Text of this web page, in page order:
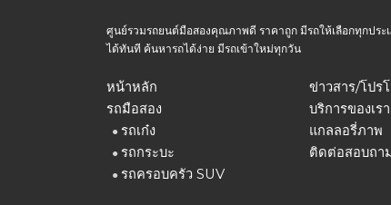
ศูนย์รวมรถยนต์มือสองคุณภาพดี ราคาถูก มีรถให้เลือกทุกปร
ได้ทันที ค้นหารถได้ง่าย มีรถเข้าใหม่ทุกวัน
หน้าหลัก
ข่าวสาร/โปร
รถมือสอง
● รถเก๋ง
● รถกระบะ
● รถครอบครัว SUV
บริการของเรา
แกลลอรี่ภาพ
ติดต่อสอบถา